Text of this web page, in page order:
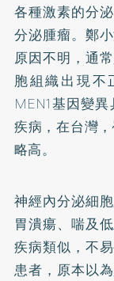
各種激素的分
分泌腫瘤。鄭
原因不明，通
胞組織出現不
MEN1基因變
疾病，在台灣
略高。
神經內分泌細
胃潰瘍、喘及
疾病類似，不
患者，原本以